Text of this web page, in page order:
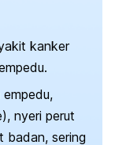
kanker
), nyeri perut
badan, sering